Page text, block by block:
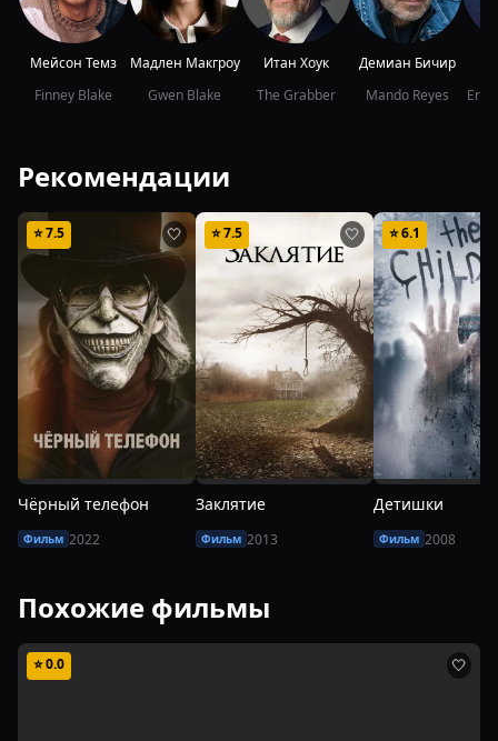
Мейсон Темз
Finney Blake
Мадлен Макгроу
Gwen Blake
Итан Хоук
The Grabber
Демиан Бичир
Mando Reyes
Рекомендации
⭐7.5 🤍
Чёрный телефон
Фильм 2022
⭐7.5 🤍
Заклятие
Фильм 2013
⭐6.1
Детишки
Фильм 2008
Похожие фильмы
⭐0.0 🤍